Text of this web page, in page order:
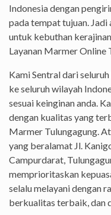
Indonesia dengan
pada tempat tujuan.
untuk kebuthan
Layanan Marmer Online
Kami Sentral dari
ke seluruh wilayah
sesuai keinginan anda.
dengan kualitas yang
Marmer Tulungagung.
yang beralamat Jl.
Campurdarat,
memprioritaskan
selalu melayani dengan
berkualitas terbaik, dan